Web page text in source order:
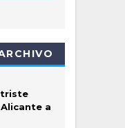
triste
a